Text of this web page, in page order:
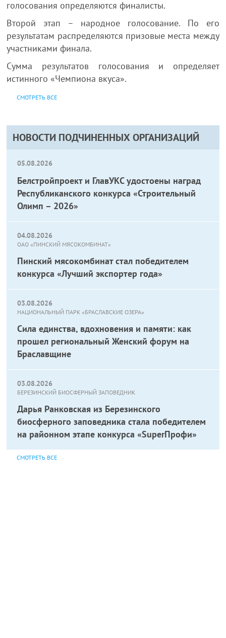
НОВОСТИ ПОДЧИНЕННЫХ ОРГАНИЗАЦИЙ
05.08.2026
Белстройпроект и ГлавУКС удостоены наград
Республиканского конкурса «Строительный
Олимп – 2026»
04.08.2026
ОАО «ПИНСКИЙ МЯСОКОМБИНАТ»
Пинский мясокомбинат стал победителем
конкурса «Лучший экспортер года»
03.08.2026
НАЦИОНАЛЬНЫЙ ПАРК «БРАСЛАВСКИЕ ОЗЕРА»
Сила единства, вдохновения и памяти: как
прошел региональный Женский форум на
Браславщине
03.08.2026
БЕРЕЗИНСКИЙ БИОСФЕРНЫЙ ЗАПОВЕДНИК
Дарья Ранковская из Березинского
биосферного заповедника стала победителем
на районном этапе конкурса «SuperПрофи»
СМОТРЕТЬ ВСЕ
голосования определяются финалисты.
Второй этап – народное голосование. По его
результатам распределяются призовые места между
участниками финала.
Сумма результатов голосования и определяет
истинного «Чемпиона вкуса».
СМОТРЕТЬ ВСЕ